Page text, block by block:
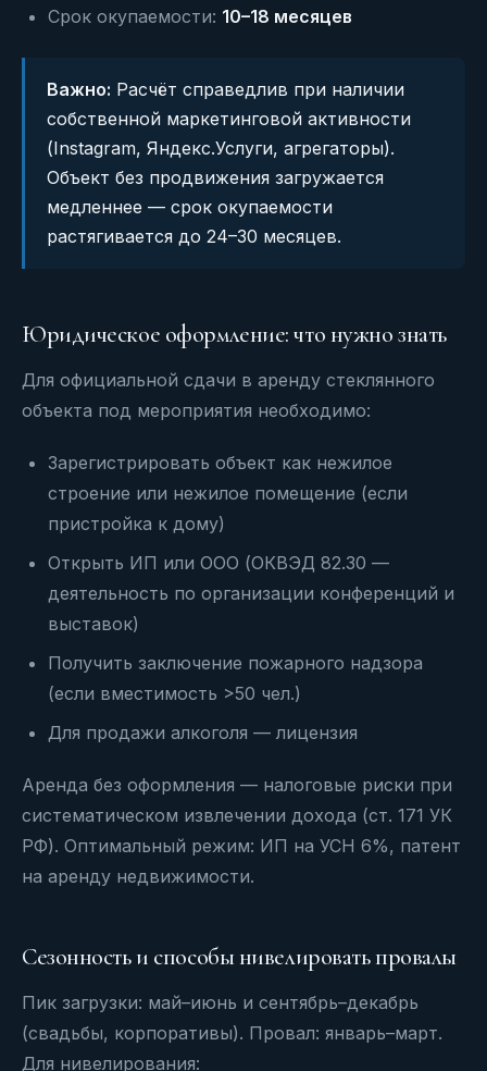
Срок окупаемости: 10–18 месяцев
Важно: Расчёт справедлив при наличии
собственной маркетинговой активности
(Instagram, Яндекс.Услуги, агрегаторы).
Объект без продвижения загружается
медленнее — срок окупаемости
растягивается до 24–30 месяцев.
Юридическое оформление: что нужно знать
Для официальной сдачи в аренду стеклянного
объекта под мероприятия необходимо:
Зарегистрировать объект как нежилое
строение или нежилое помещение (если
пристройка к дому)
Открыть ИП или ООО (ОКВЭД 82.30 —
деятельность по организации конференций и
выставок)
Получить заключение пожарного надзора
(если вместимость >50 чел.)
Для продажи алкоголя — лицензия
Аренда без оформления — налоговые риски при
систематическом извлечении дохода (ст. 171 УК
РФ). Оптимальный режим: ИП на УСН 6%, патент
на аренду недвижимости.
Сезонность и способы нивелировать провалы
Пик загрузки: май–июнь и сентябрь–декабрь
(свадьбы, корпоративы). Провал: январь–март.
Для нивелирования: